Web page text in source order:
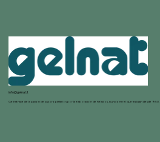
info@gelnat.it
Gelnat nace de la pasión de sus propietarios por la elaboración de helados, mundo en el que trabajan desde 1950.